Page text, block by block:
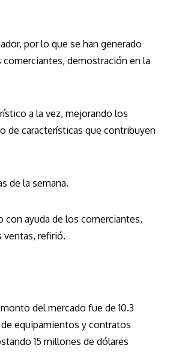
por lo que se han generado
demostración en la
a la vez, mejorando los
de características que contribuyen
de la semana.
con ayuda de los comerciantes,
ventas, refirió.
del mercado fue de 10.3
equipamientos y contratos
15 millones de dólares